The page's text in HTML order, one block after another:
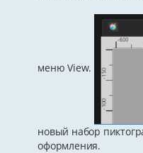
меню View.
новый набор
оформления.